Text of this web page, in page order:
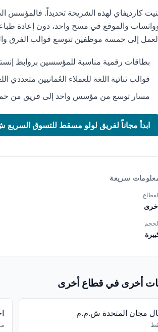
كارديفاي لهذه الشريحة تحديداً. فالمؤسس
والموقع في مسح واحد، دون إعادة
إلى خمسة موظفين تتوسع قوالب الفرق
بطاقات رقمية مناسبة للمؤسسين بروابط
قوالب ثنائية اللغة للعملاء العُمانيين متعددي
مسار توسع من مؤسس واحد إلى فريق من
ابدأ مجاناً لفريق لولو مسقط للتسوق
سريعة
أخرى في قطاع أخرى
مجان المتحدة ش.م.م